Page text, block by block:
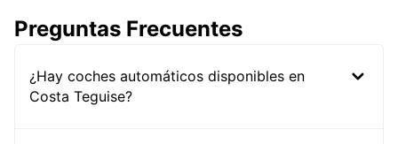
Preguntas Frecuentes
¿Hay coches automáticos disponibles en
Costa Teguise?